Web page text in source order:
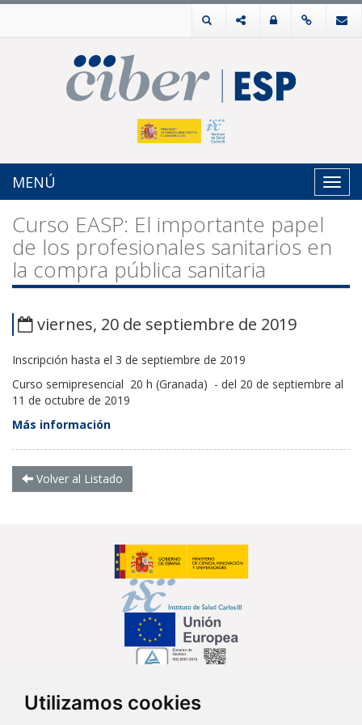
Utilizamos cookies
MENÚ
Curso EASP: El importante papel
de los profesionales sanitarios en
la compra pública sanitaria
viernes, 20 de septiembre de 2019
Inscripción hasta el 3 de septiembre de 2019
Curso semipresencial 20 h (Granada) - del 20 de septiembre al
11 de octubre de 2019
Más información
Volver al Listado
Síguenos en...